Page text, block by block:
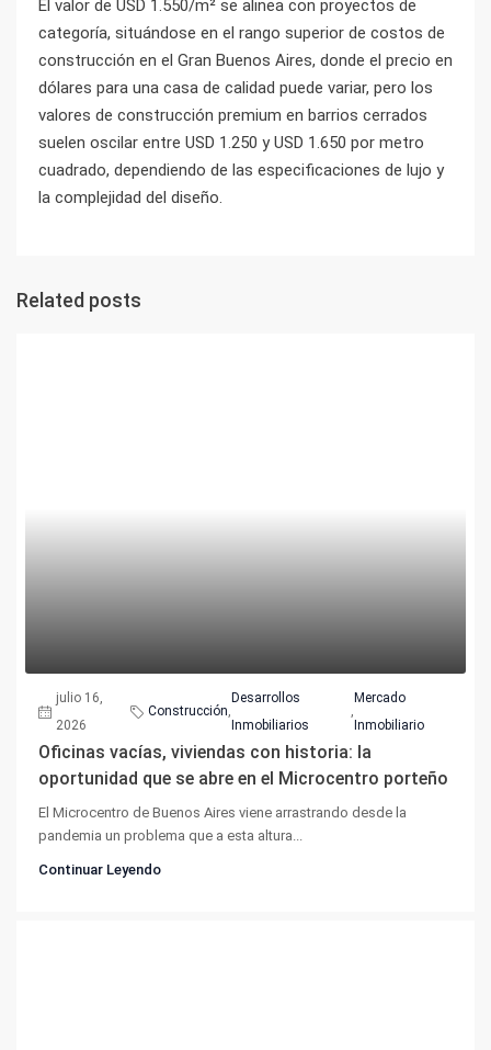
El valor de USD 1.550/m² se alinea con proyectos de
categoría, situándose en el rango superior de costos de
construcción en el Gran Buenos Aires, donde el precio en
dólares para una casa de calidad puede variar, pero los
valores de construcción premium en barrios cerrados
suelen oscilar entre USD 1.250 y USD 1.650 por metro
cuadrado, dependiendo de las especificaciones de lujo y
la complejidad del diseño.
Related posts
julio 16,
2026
Construcción,
Desarrollos
Inmobiliarios
,
Mercado
Inmobiliario
Oficinas vacías, viviendas con historia: la
oportunidad que se abre en el Microcentro porteño
El Microcentro de Buenos Aires viene arrastrando desde la
pandemia un problema que a esta altura...
Continuar Leyendo